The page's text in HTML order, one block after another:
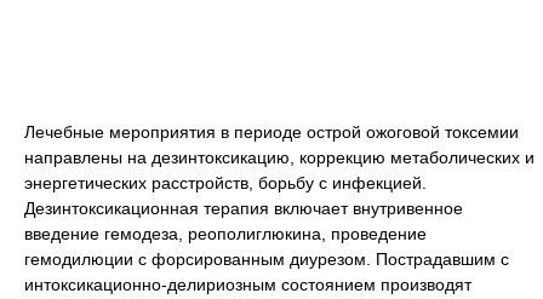
Лечебные мероприятия в периоде острой ожоговой токсемии
направлены на дезинтоксикацию, коррекцию метаболических и
энергетических расстройств, борьбу с инфекцией.
Дезинтоксикационная терапия включает внутривенное
введение гемодеза, реополиглюкина, проведение
гемодилюции с форсированным диурезом. Пострадавшим с
интоксикационно-делириозным состоянием производят